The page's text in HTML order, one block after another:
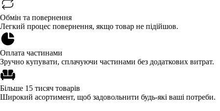
Обмін та повернення
Легкий процес повернення, якщо товар не підійшов.
Оплата частинами
Зручно купувати, сплачуючи частинами без додаткових витрат.
Більше 15 тисяч товарів
Широкий асортимент, щоб задовольнити будь-які ваші потреби.